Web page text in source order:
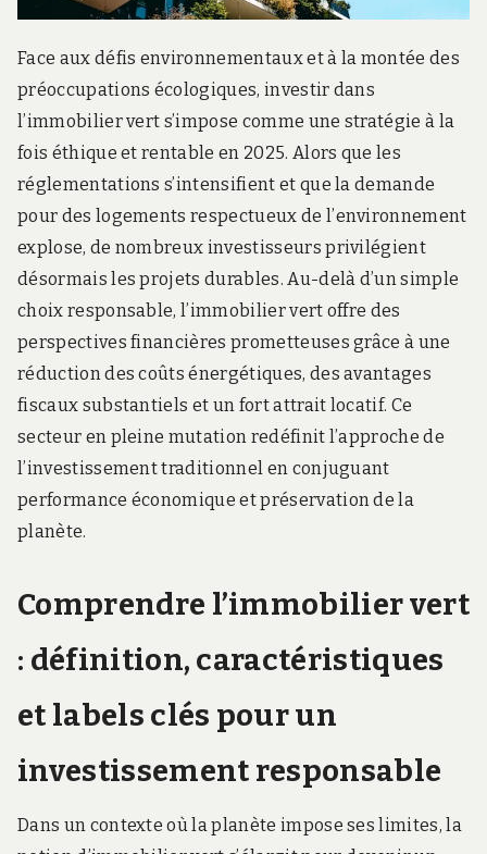
r
Face aux défis environnementaux et à la montée des
préoccupations écologiques, investir dans
l’immobilier vert s’impose comme une stratégie à la
fois éthique et rentable en 2025. Alors que les
réglementations s’intensifient et que la demande
pour des logements respectueux de l’environnement
explose, de nombreux investisseurs privilégient
désormais les projets durables. Au-delà d’un simple
choix responsable, l’immobilier vert offre des
perspectives financières prometteuses grâce à une
réduction des coûts énergétiques, des avantages
fiscaux substantiels et un fort attrait locatif. Ce
secteur en pleine mutation redéfinit l’approche de
l’investissement traditionnel en conjuguant
performance économique et préservation de la
planète.
Comprendre l’immobilier vert
: définition, caractéristiques
et labels clés pour un
investissement responsable
Dans un contexte où la planète impose ses limites, la